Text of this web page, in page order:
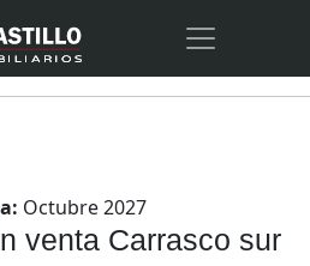
Octubre 2027
venta Carrasco sur